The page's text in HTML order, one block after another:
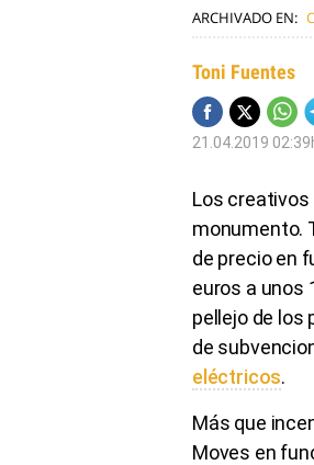
ARCHIVADO EN:
Toni Fuentes
21.04.2019
Los creativos
monumento.
de precio en
euros a unos
pellejo de los
de
eléctricos.
Más que
Moves en